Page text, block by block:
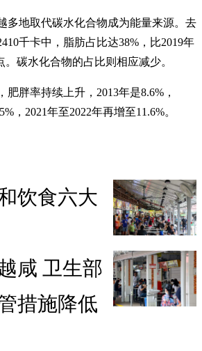
多地取代碳水化合物成为能量来源。去
千卡中，脂肪占比达38%，比2019年
。碳水化合物的占比则相应减少。
肥胖率持续上升，2013年是8.6%，
，2021年至2022年再增至11.6%。
饮食六大
咸 卫生部
措施降低